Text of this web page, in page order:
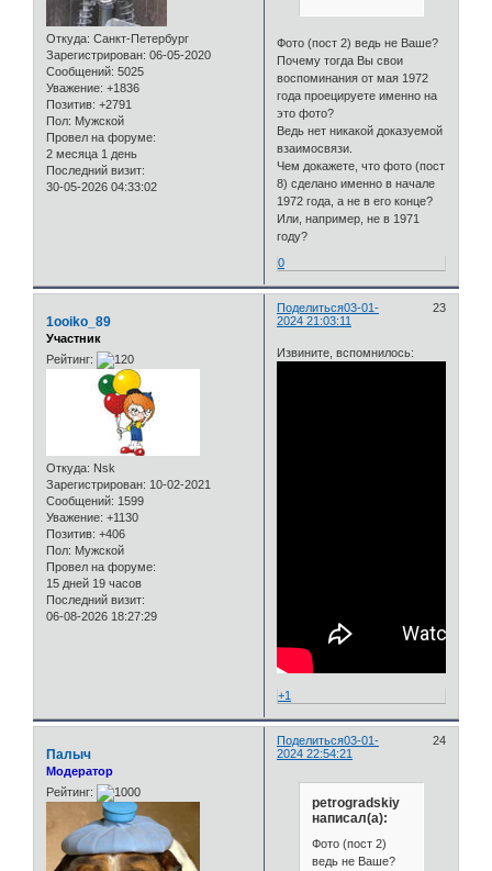
Откуда: Санкт-Петербург
Зарегистрирован: 06-05-2020
Сообщений: 5025
Уважение: +1836
Позитив: +2791
Пол: Мужской
Провел на форуме:
2 месяца 1 день
Последний визит:
30-05-2026 04:33:02
Фото (пост 2) ведь не Ваше?
Почему тогда Вы свои
воспоминания от мая 1972
года проецируете именно на
это фото?
Ведь нет никакой доказуемой
взаимосвязи.
Чем докажете, что фото (пост
8) сделано именно в начале
1972 года, а не в его конце?
Или, например, не в 1971
году?
0
Поделиться 23
03-01-
2024 21:03:11
1ooiko_89
Участник
Рейтинг:
Откуда: Nsk
Зарегистрирован: 10-02-2021
Сообщений: 1599
Уважение: +1130
Позитив: +406
Пол: Мужской
Провел на форуме:
15 дней 19 часов
Последний визит:
06-08-2026 18:27:29
Извините, вспомнилось:
+1
Поделиться 24
03-01-
2024 22:54:21
Палыч
Модератор
Рейтинг:
petrogradskiy
написал(а):
Фото (пост 2)
ведь не Ваше?